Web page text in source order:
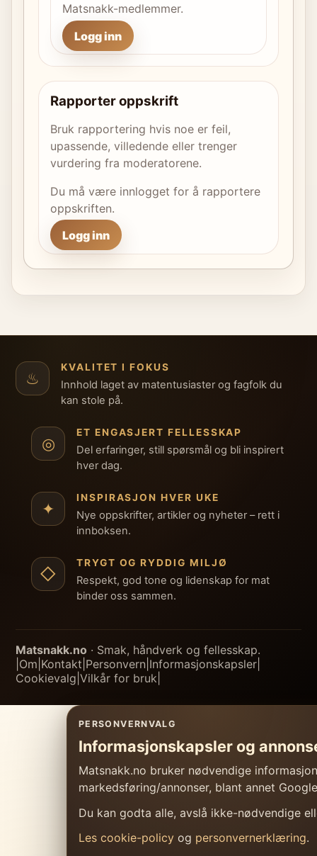
Matsnakk-medlemmer.
Logg inn
Rapporter oppskrift
Bruk rapportering hvis noe er feil,
upassende, villedende eller trenger
vurdering fra moderatorene.
Du må være innlogget for å rapportere
oppskriften.
Logg inn
♨
KVALITET I FOKUS
Innhold laget av matentusiaster og fagfolk du
kan stole på.
◎
ET ENGASJERT FELLESSKAP
Del erfaringer, still spørsmål og bli inspirert
hver dag.
✦
INSPIRASJON HVER UKE
Nye oppskrifter, artikler og nyheter – rett i
innboksen.
◇
TRYGT OG RYDDIG MILJØ
Respekt, god tone og lidenskap for mat
binder oss sammen.
Matsnakk.no · Smak, håndverk og fellesskap.
Om Kontakt Personvern Informasjonskapsler
Cookievalg Vilkår for bruk
PERSONVERNVALG
Informasjonskapsler og
Matsnakk.no bruker nødvendige
markedsføring/annonser, blant annet
Du kan godta alle, avslå ikke-nødvendige
Les cookie-policy og personvernerklæring.